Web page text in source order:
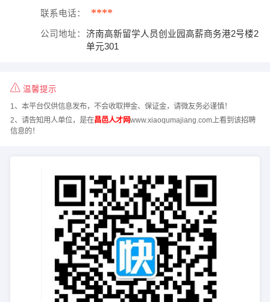
联系电话： ****
公司地址：
济南高新留学人员创业园高薪商务港2号楼2
单元301
温馨提示
1、本平台仅供信息发布，不会收取押金、保证金，请微友务必谨慎！
2、请告知用人单位，是在昌邑人才网www.xiaoqumajiang.com上看到该招聘
信息的！